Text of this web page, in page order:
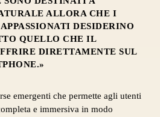
ALLORA CHE I
DESIDERINO
QUELLO CHE IL
DIRETTAMENTE SUL
emergenti che permette agli utenti
e immersiva in modo